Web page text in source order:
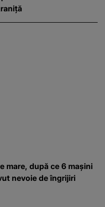
mare, după ce 6 mașini
nevoie de îngrijiri